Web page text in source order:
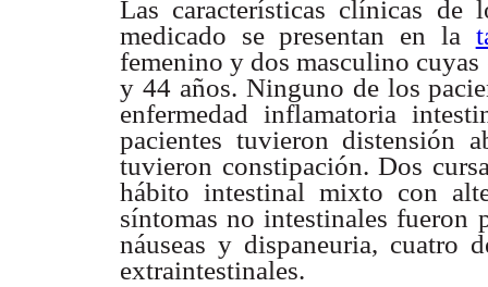
Las características clínicas de
medicado se presentan en la
femenino y dos masculino cuyas
y 44 años. Ninguno de los
enfermedad inflamatoria
pacientes tuvieron distensión
tuvieron constipación. Dos
hábito intestinal mixto con
síntomas no intestinales fueron
náuseas y dispaneuria, cuatro
extraintestinales.